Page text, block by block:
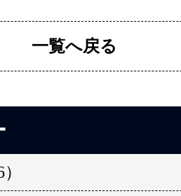
一覧へ戻る